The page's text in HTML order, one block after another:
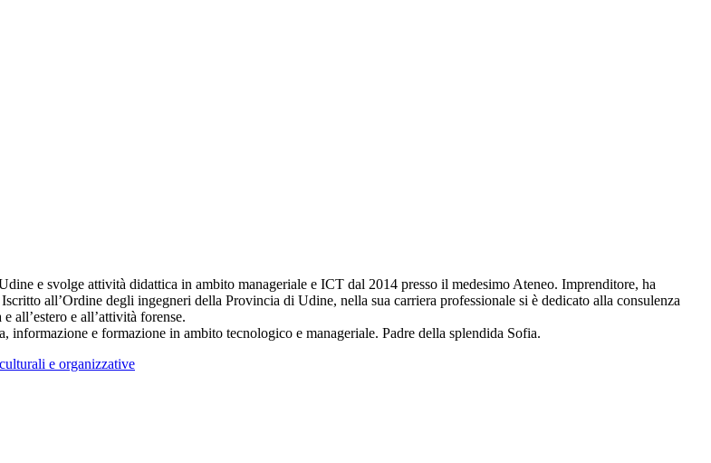
e svolge attività didattica in ambito manageriale e ICT dal 2014 presso il medesimo Ateneo. Imprenditore, ha
all’Ordine degli ingegneri della Provincia di Udine, nella sua carriera professionale si è dedicato alla consulenza
all’estero e all’attività forense.
e formazione in ambito tecnologico e manageriale. Padre della splendida Sofia.
e organizzative